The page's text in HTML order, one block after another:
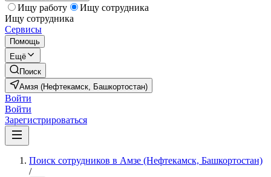
Ищу работу
Ищу сотрудника
Ищу сотрудника
Сервисы
Помощь
Ещё
Поиск
Амзя (Нефтекамск, Башкортостан)
Войти
Войти
Зарегистрироваться
Поиск сотрудников в Амзе (Нефтекамск, Башкортостан)
/